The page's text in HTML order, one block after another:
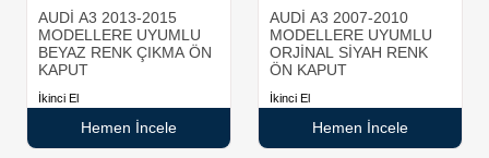
AUDİ A3 2013-2015
MODELLERE UYUMLU
BEYAZ RENK ÇIKMA ÖN
KAPUT
İkinci El
Hemen İncele
AUDİ A3 2007-2010
MODELLERE UYUMLU
ORJİNAL SİYAH RENK
ÖN KAPUT
İkinci El
Hemen İncele